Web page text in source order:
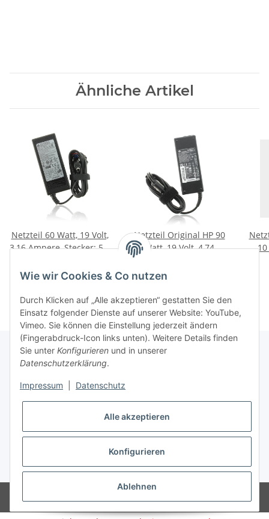
Ähnliche Artikel
Netzteil 60 Watt, 19 Volt,
3,16 Ampere, Stecker: 5,5
Delta Electronics)
Netzteil Original HP 90
Watt, 19 Volt, 4,74
Ampere, Stecker: 7,4 mm
x 5,0 mm
* Alle Preise inkl. gesetzlicher USt., zzgl.
Wie wir Cookies & Co nutzen
Durch Klicken auf „Alle akzeptieren“ gestatten Sie den
Einsatz folgender Dienste auf unserer Website: YouTube,
Vimeo. Sie können die Einstellung jederzeit ändern
(Fingerabdruck-Icon links unten). Weitere Details finden
Sie unter Konfigurieren und in unserer
Datenschutzerklärung.
Impressum Datenschutz
Alle akzeptieren
Konfigurieren
Ablehnen